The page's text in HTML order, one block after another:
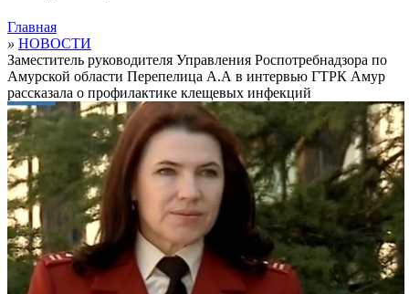
Главная
» НОВОСТИ
Заместитель руководителя Управления Роспотребнадзора по
Амурской области Перепелица А.А в интервью ГТРК Амур
рассказала о профилактике клещевых инфекций